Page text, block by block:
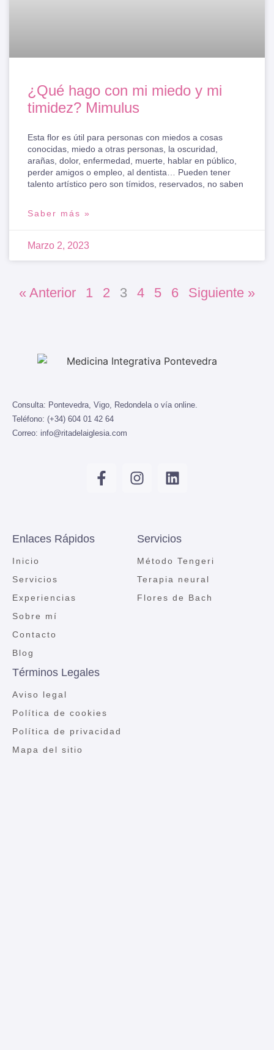
¿Qué hago con mi miedo y mi
timidez? Mimulus
Esta flor es útil para personas con miedos a cosas
conocidas, miedo a otras personas, la oscuridad,
arañas, dolor, enfermedad, muerte, hablar en público,
perder amigos o empleo, al dentista… Pueden tener
talento artístico pero son tímidos, reservados, no saben
Saber más »
Marzo 2, 2023
« Anterior 1 2 3 4 5 6 Siguiente »
Consulta: Pontevedra, Vigo, Redondela o vía online.
Teléfono: (+34) 604 01 42 64
Correo: info@ritadelaiglesia.com
Enlaces Rápidos
Inicio
Servicios
Experiencias
Sobre mí
Contacto
Blog
Servicios
Método Tengeri
Terapia neural
Flores de Bach
Términos Legales
Aviso legal
Política de cookies
Política de privacidad
Mapa del sitio